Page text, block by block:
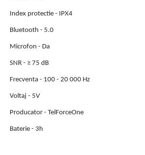
Index protectie - IPX4
Bluetooth - 5.0
Microfon - Da
SNR - ≥ 75 dB
Frecventa - 100 - 20 000 Hz
Voltaj - 5V
Producator - TelForceOne
Baterie - 3h